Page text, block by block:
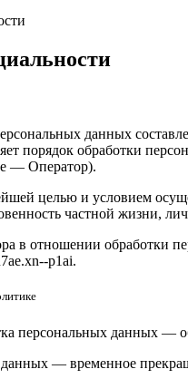
данных
порядок обработки
— Оператор).
целью и условием
частной жизни,
в отношении обработки
p1ai.
персональных данных —
— временное